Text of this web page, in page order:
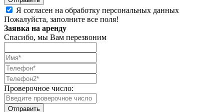
Я согласен на обработку персональных данных
Пожалуйста, заполните все поля!
Заявка на аренду
Спасибо, мы Вам перезвоним
Проверочное число: